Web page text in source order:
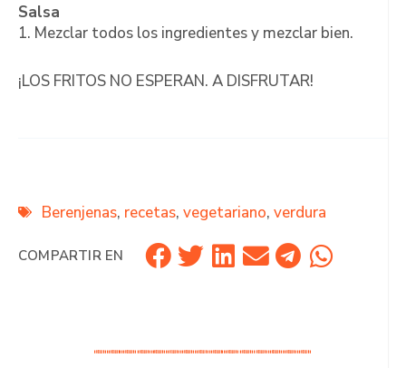
Salsa
1. Mezclar todos los ingredientes y mezclar bien.
¡LOS FRITOS NO ESPERAN. A DISFRUTAR!
Berenjenas, recetas, vegetariano, verdura
COMPARTIR EN